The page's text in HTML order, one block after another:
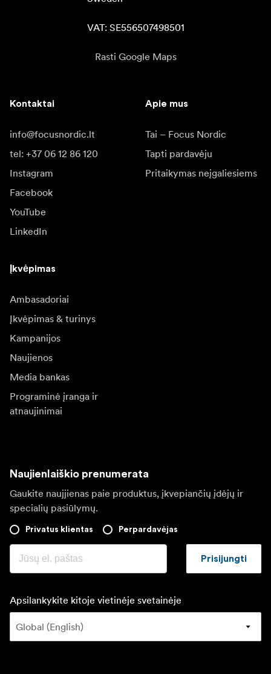
VAT: SE556507498501
Rasti Google Maps
Kontaktai
info@focusnordic.lt
tel: +37 06 12 86 120
Instagram
Facebook
YouTube
LinkedIn
Apie mus
Tai – Focus Nordic
Tapti pardavėju
Pritaikymas neįgaliesiems
Įkvėpimas
Ambasadoriai
Įkvėpimas & turinys
Kampanijos
Naujienos
Media bankas
Programinė įranga ir
atnaujinimai
Naujienlaiškio prenumerata
Gaukite naujjienas paie produktus, įkvepiančių įdėjų ir
specialių pasiūlymų.
Privatus klientas Perpardavėjas
Prisijungti
Apsilankykite kitoje vietinėje svetainėje